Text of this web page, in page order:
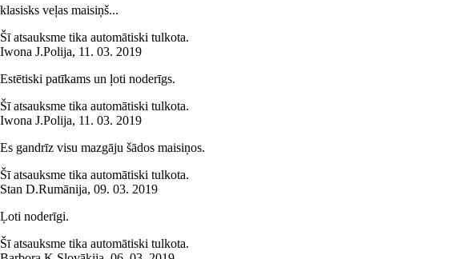
klasisks veļas maisiņš...
Šī atsauksme tika automātiski tulkota.
Iwona J.Polija, 11. 03. 2019
Estētiski patīkams un ļoti noderīgs.
Šī atsauksme tika automātiski tulkota.
Iwona J.Polija, 11. 03. 2019
Es gandrīz visu mazgāju šādos maisiņos.
Šī atsauksme tika automātiski tulkota.
Stan D.Rumānija, 09. 03. 2019
Ļoti noderīgi.
Šī atsauksme tika automātiski tulkota.